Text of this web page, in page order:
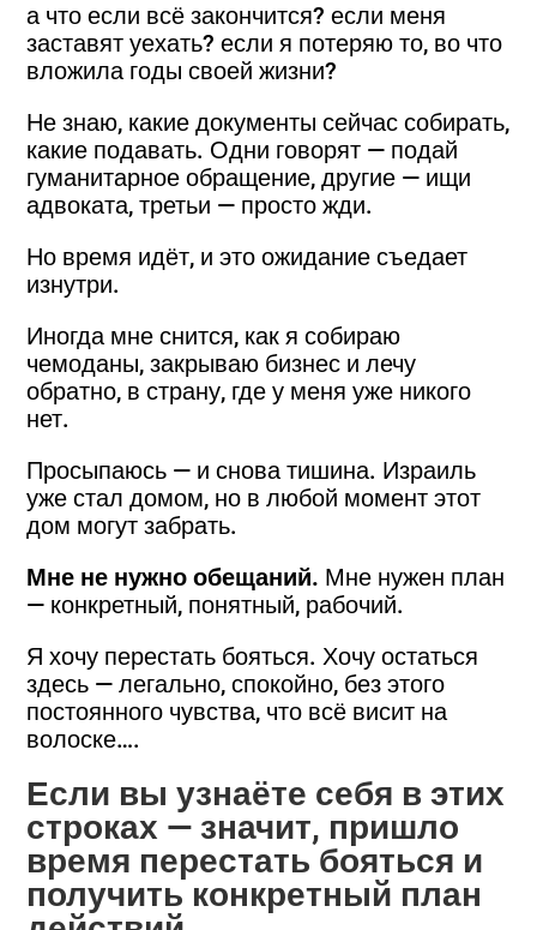
а что если всё закончится? если меня
заставят уехать? если я потеряю то, во что
вложила годы своей жизни?
Не знаю, какие документы сейчас собирать,
какие подавать. Одни говорят — подай
гуманитарное обращение, другие — ищи
адвоката, третьи — просто жди.
Но время идёт, и это ожидание съедает
изнутри.
Иногда мне снится, как я собираю
чемоданы, закрываю бизнес и лечу
обратно, в страну, где у меня уже никого
нет.
Просыпаюсь — и снова тишина. Израиль
уже стал домом, но в любой момент этот
дом могут забрать.
Мне не нужно обещаний. Мне нужен план
— конкретный, понятный, рабочий.
Я хочу перестать бояться. Хочу остаться
здесь — легально, спокойно, без этого
постоянного чувства, что всё висит на
волоске….
Если вы узнаёте себя в этих
строках — значит, пришло
время перестать бояться и
получить конкретный план